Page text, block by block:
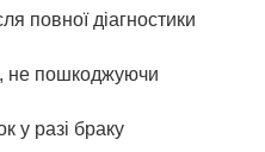
повної діагностики
не пошкоджуючи
у разі браку